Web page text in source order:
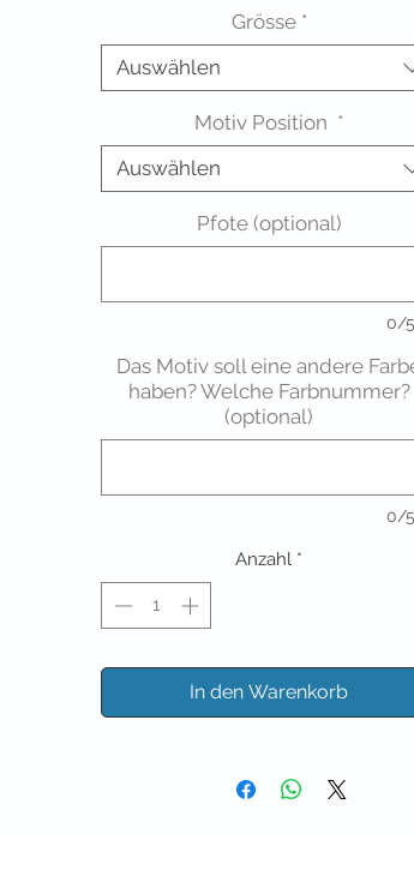
Grösse *
Auswählen
Motiv Position *
Auswählen
Pfote (optional)
0/
Das Motiv soll eine andere
haben? Welche Farbnummer?
(optional)
0/
Anzahl *
In den Warenkorb